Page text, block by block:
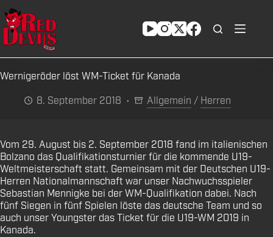
Zum
Inhalt
springen
Wernigeröder löst WM-Ticket für Kanada
8. September 2018
Allgemein / Herren
Vom 29. August bis 2. September 2018 fand im italienischen
Bolzano das Qualifikationsturnier für die kommende U19-
Weltmeisterschaft statt. Gemeinsam mit der Deutschen U19-
Herren Nationalmannschaft war unser Nachwuchsspieler
Sebastian Mennigke bei der WM-Qualifikation dabei. Nach
fünf Siegen in fünf Spielen löste das deutsche Team und so
auch unser Youngster das Ticket für die U19-WM 2019 in
Kanada.